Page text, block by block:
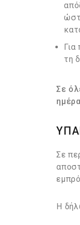
τη
Σε
Σε
Η